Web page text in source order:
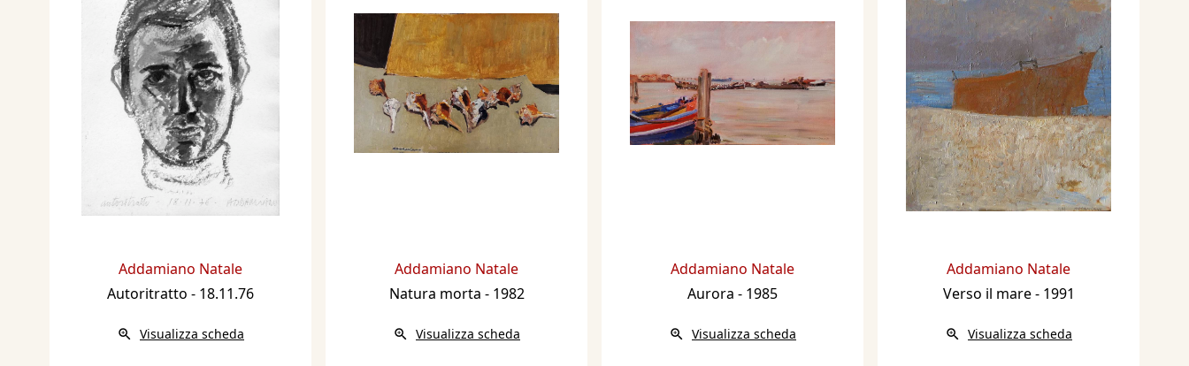
Addamiano Natale
Autoritratto - 18.11.76
Visualizza scheda
Addamiano Natale
Natura morta - 1982
Visualizza scheda
Addamiano Natale
Aurora - 1985
Visualizza scheda
Addamiano Natale
Verso il mare- 1991
Visualizza scheda